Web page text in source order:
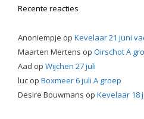
Recente reacties
Anoniempje op Kevelaar 21 juni
Maarten Mertens op Oirschot A
Aad op Wijchen 27 juli
luc op Boxmeer 6 juli A groep
Desire Bouwmans op Kevelaar 18